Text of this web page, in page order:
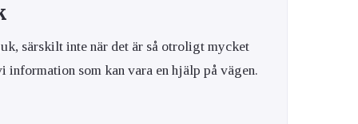
särskilt inte när det är så otroligt mycket
information som kan vara en hjälp på vägen.